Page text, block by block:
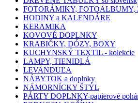
FOTORÁMIKY, FOTOALBUMY,
HODINY a KALENDÁRE
KERAMIKA
KOVOVÉ DOPLNKY
KRABIČKY, DÓZY, BOXY
KUCHYNSKÝ TEXTIL - kolekcie
LAMPY, TIENIDLÁ
LEVANDUĽA
NÁBYTOK a doplnky
NÁMORNÍCKY ŠTÝL
PÁRTY DOPLNKY-papierové